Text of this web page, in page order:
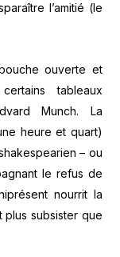
l’amitié (le
ouverte et
tableaux
Munch. La
heure et quart)
– ou
le refus de
nourrit la
plus subsister que